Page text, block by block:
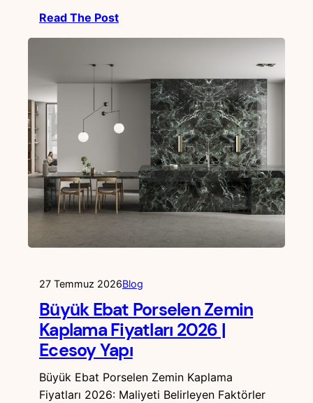
Read The Post
27 Temmuz 2026Blog
Büyük Ebat Porselen Zemin
Kaplama Fiyatları 2026 |
Ecesoy Yapı
Büyük Ebat Porselen Zemin Kaplama
Fiyatları 2026: Maliyeti Belirleyen Faktörler